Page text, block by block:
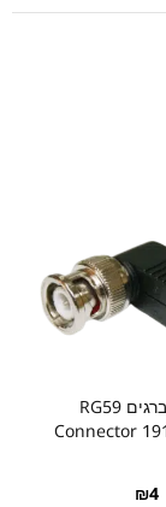
תקע ברגים RG59
Connector
₪4